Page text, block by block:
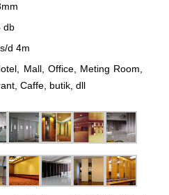
d 4m
Office, Meting Room,
Caffe, butik, dll